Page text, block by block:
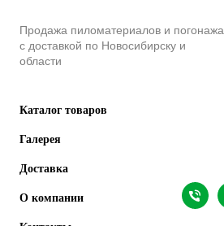
Продажа пиломатериалов и погонажа
с доставкой по Новосибирску и
области
Каталог товаров
Галерея
Доставка
О компании